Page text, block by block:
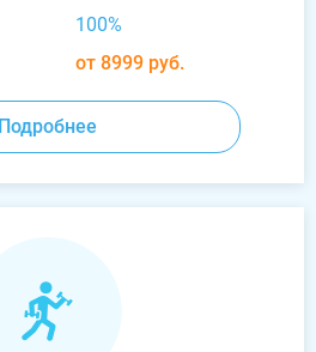
100%
от 8999 руб.
Подробнее